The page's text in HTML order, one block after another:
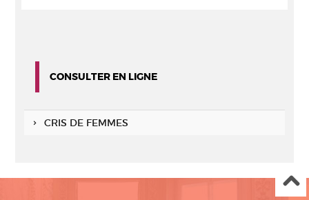
CONSULTER EN LIGNE
CRIS DE FEMMES